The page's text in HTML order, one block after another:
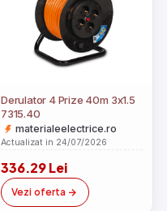
Derulator 4 Prize 40m 3x1.5
7315.40
materialeelectrice.ro
Actualizat in 24/07/2026
336.29 Lei
Vezi oferta